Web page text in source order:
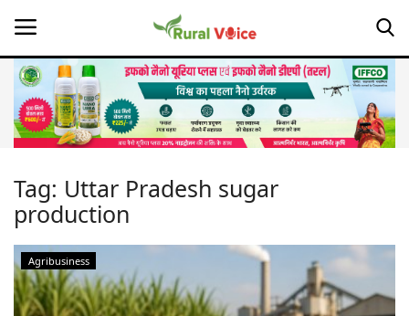
Home
About Us
Leadership Profiles
Opinion
Tag: Uttar Pradesh sugar
production
Agribusiness